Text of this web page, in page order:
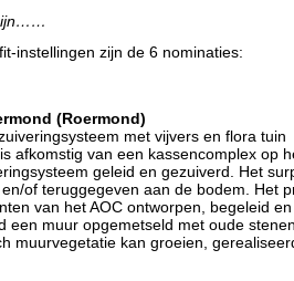
instellingen zijn de 6 nominaties:
(Roermond)
met vijvers en flora tuin
afkomstig van een kassencomplex op
geleid en gezuiverd. Het
of teruggegeven aan de bodem. Het
van het AOC ontworpen, begeleid en
een muur opgemetseld met oude
muurvegetatie kan groeien,